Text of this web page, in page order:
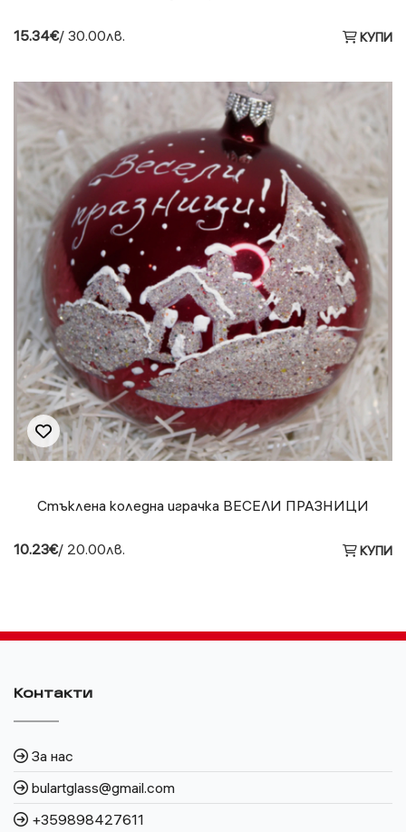
15.34€/ 30.00лв. КУПИ
Стъклена коледна играчка ВЕСЕЛИ ПРАЗНИЦИ
10.23€/ 20.00лв. КУПИ
Контакти
За нас
bulartglass@gmail.com
+359898427611